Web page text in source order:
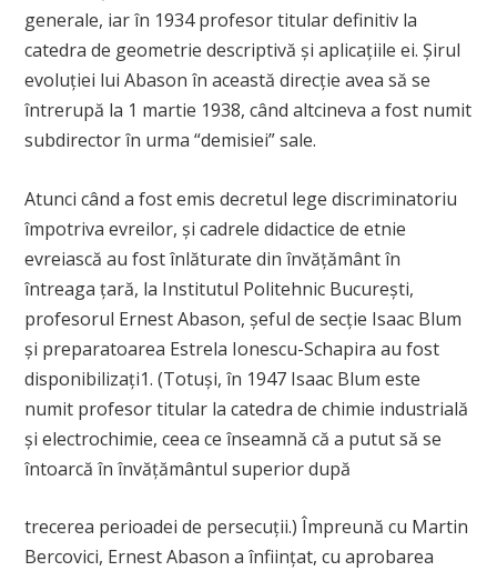
generale, iar în 1934 profesor titular definitiv la
catedra de geometrie descriptivă şi aplicaţiile ei. Şirul
evoluţiei lui Abason în această direcţie avea să se
întrerupă la 1 martie 1938, când altcineva a fost numit
subdirector în urma “demisiei” sale.
Atunci când a fost emis decretul lege discriminatoriu
împotriva evreilor, şi cadrele didactice de etnie
evreiască au fost înlăturate din învăţământ în
întreaga ţară, la Institutul Politehnic Bucureşti,
profesorul Ernest Abason, şeful de secţie Isaac Blum
şi preparatoarea Estrela Ionescu-Schapira au fost
disponibilizați1. (Totuşi, în 1947 Isaac Blum este
numit profesor titular la catedra de chimie industrială
şi electrochimie, ceea ce înseamnă că a putut să se
întoarcă în învăţământul superior după
trecerea perioadei de persecuţii.) Împreună cu Martin
Bercovici, Ernest Abason a înfiinţat, cu aprobarea